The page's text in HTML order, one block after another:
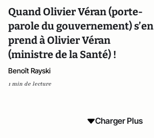
Quand Olivier Véran (porte-
parole du gouvernement) s’en
prend à Olivier Véran
(ministre de la Santé) !
Benoît Rayski
1 min de lecture
Charger Plus